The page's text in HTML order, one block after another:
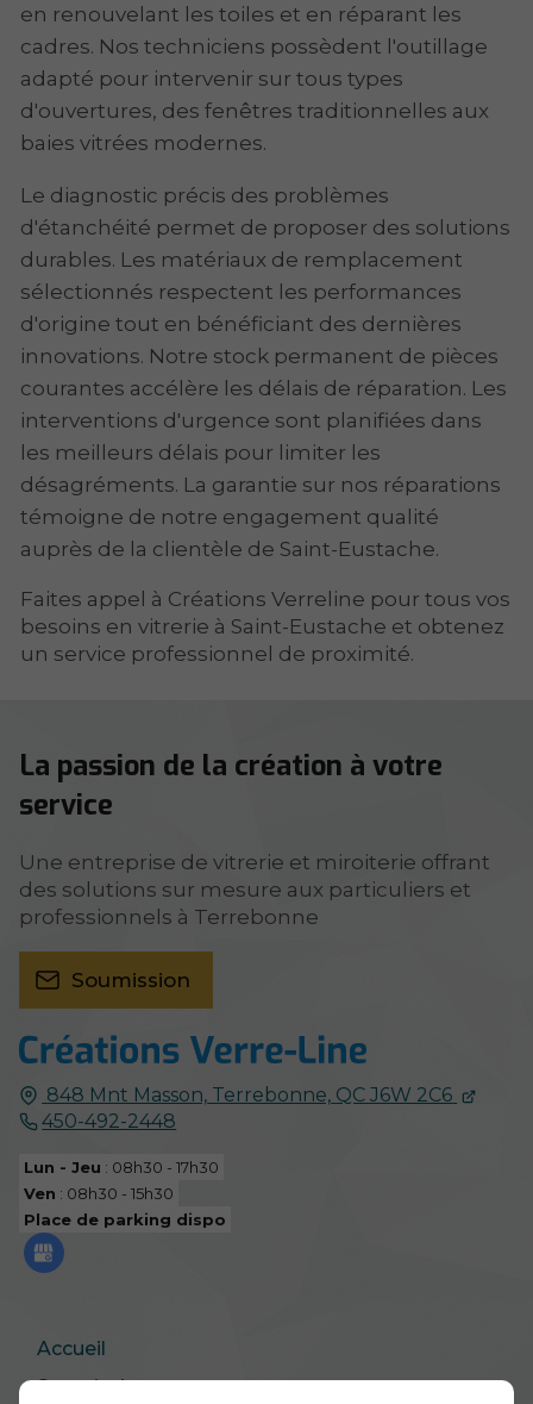
en renouvelant les toiles et en réparant les
cadres. Nos techniciens possèdent l'outillage
adapté pour intervenir sur tous types
d'ouvertures, des fenêtres traditionnelles aux
baies vitrées modernes.
Le diagnostic précis des problèmes
d'étanchéité permet de proposer des solutions
durables. Les matériaux de remplacement
sélectionnés respectent les performances
d'origine tout en bénéficiant des dernières
innovations. Notre stock permanent de pièces
courantes accélère les délais de réparation. Les
interventions d'urgence sont planifiées dans
les meilleurs délais pour limiter les
désagréments. La garantie sur nos réparations
témoigne de notre engagement qualité
auprès de la clientèle de Saint-Eustache.
Faites appel à Créations Verreline pour tous vos
besoins en vitrerie à Saint-Eustache et obtenez
un service professionnel de proximité.
848 Mnt Masson, Terrebonne, QC J6W 2C6
450-492-2448
Lun - Jeu : 08h30 - 17h30
Ven : 08h30 - 15h30
Place de parking dispo
Accueil
Soumission
La passion de la création à votre
service
Une entreprise de vitrerie et miroiterie offrant
des solutions sur mesure aux particuliers et
professionnels à Terrebonne
Soumission